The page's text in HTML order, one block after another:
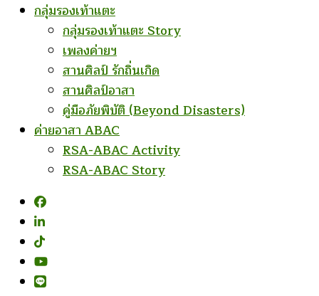
กลุ่มรองเท้าแตะ
กลุ่มรองเท้าแตะ Story
เพลงค่ายฯ
สานศิลป์ รักถิ่นเกิด
สานศิลป์อาสา
คู่มือภัยพิบัติ (Beyond Disasters)
ค่ายอาสา ABAC
RSA-ABAC Activity
RSA-ABAC Story